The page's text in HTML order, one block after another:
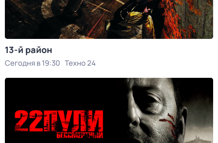
13-й район
Сегодня в 19:30 Техно 24